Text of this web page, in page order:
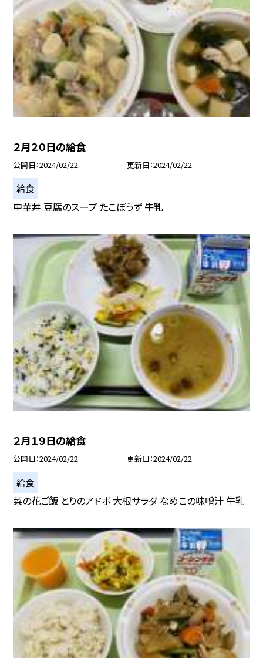
２月２０日の給食
公開日 2024/02/22 更新日 2024/02/22
給食
中華丼 豆腐のスープ たこぼうず 牛乳
２月１９日の給食
公開日 2024/02/22 更新日 2024/02/22
給食
菜の花ご飯 とりのアドボ 大根サラダ なめこの味噌汁 牛乳